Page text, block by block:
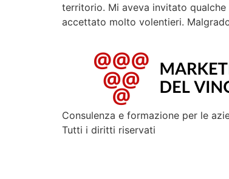
territorio. Mi aveva invitato qualche
accettato molto volentieri.
Consulenza e formazione per le
Tutti i diritti riservati